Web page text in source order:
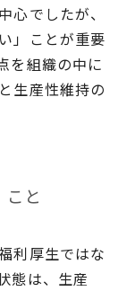
心でしたが、
」ことが重要
を組織の中に
生産性維持の
こと
利厚生ではな
態は、生産